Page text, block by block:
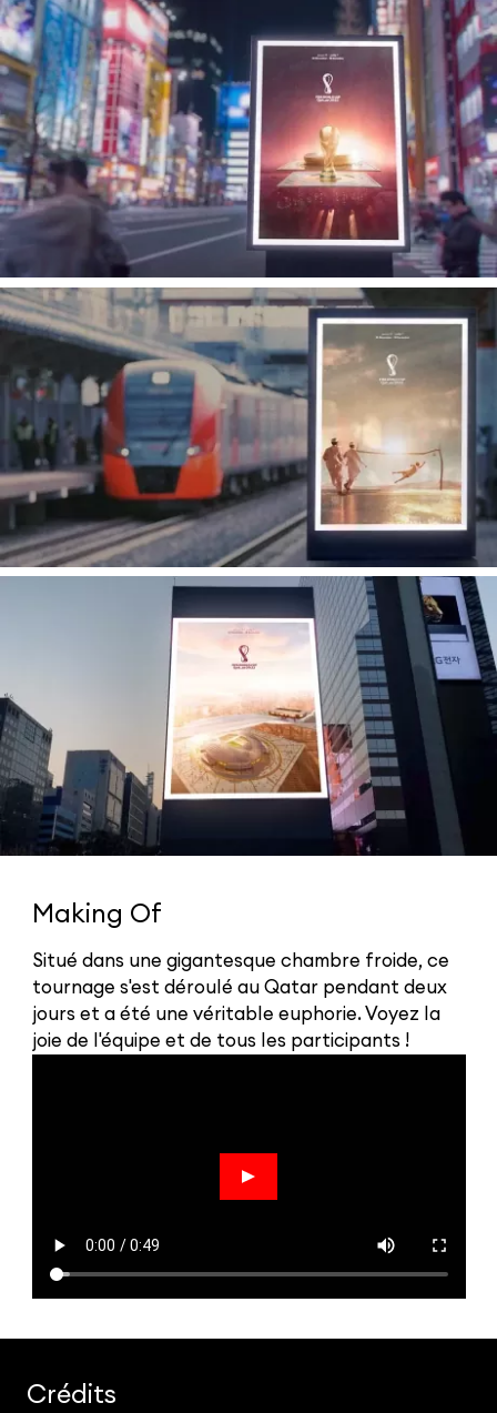
Making Of
Situé dans une gigantesque chambre froide, ce
tournage s'est déroulé au Qatar pendant deux
jours et a été une véritable euphorie. Voyez la
joie de l'équipe et de tous les participants !
Crédits